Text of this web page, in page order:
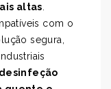
altas
com o
segura,
desinfeção